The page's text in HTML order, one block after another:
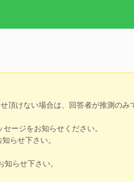
頂けない場合は、回答者が推測の
セージをお知らせください。
らせ下さい。
らせ下さい。